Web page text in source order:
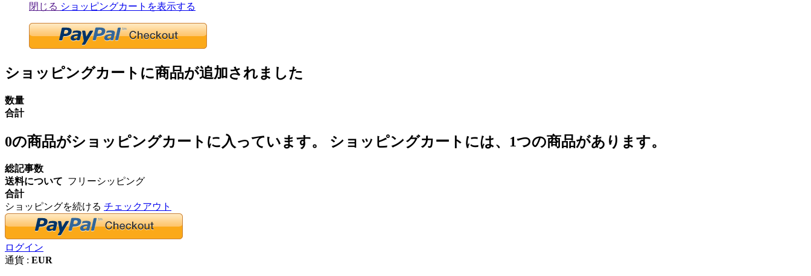
閉じる ショッピングカートを表示する
ショッピングカートに商品が追加されました
数量
合計
0の商品がショッピングカートに入っています。 ショッピングカートには、1つの商品があります。
総記事数
送料について フリーシッピング
合計
ショッピングを続ける チェックアウト
ログイン
通貨 : EUR